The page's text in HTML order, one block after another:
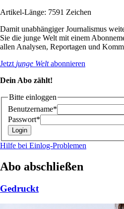
Artikel-Länge: 7591 Zeichen
Damit unabhängiger Journalismus
Sie die junge Welt mit einem
allen Analysen, Reportagen und
Jetzt junge Weltabonnieren
Dein Abo zählt!
Bitte einloggen
Benutzername*
Passwort*
Hilfe bei Einlog-Problemen
Abo abschließen
Gedruckt